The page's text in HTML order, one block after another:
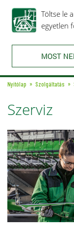
Töltse le a
egyetlen
MOST
Rólunk Ajánlataink
Nyitólap Szolgáltatás
Szerviz